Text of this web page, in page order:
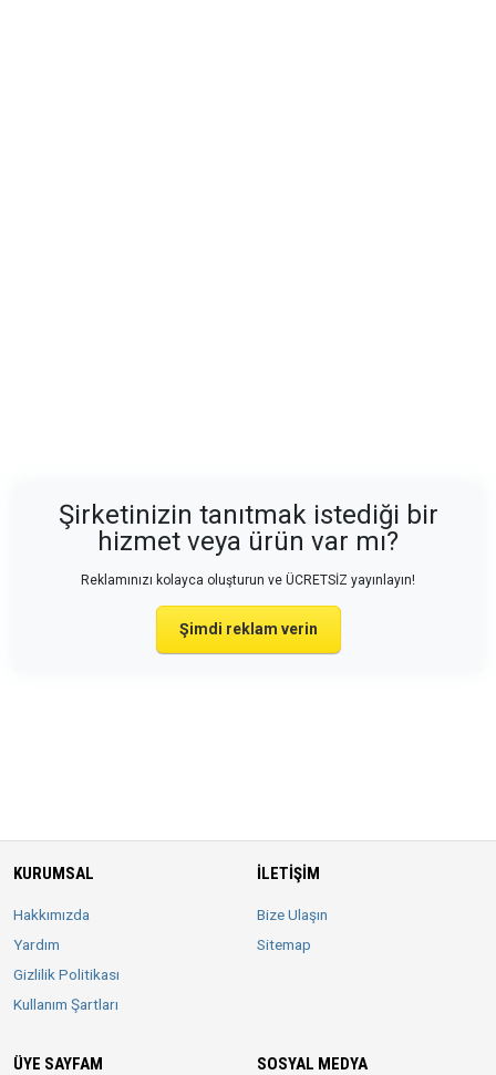
Şirketinizin tanıtmak istediği bir
hizmet veya ürün var mı?
Reklamınızı kolayca oluşturun ve ÜCRETSİZ yayınlayın!
Şimdi reklam verin
KURUMSAL
Hakkımızda
Yardım
Gizlilik Politikası
Kullanım Şartları
İLETIŞIM
Bize Ulaşın
Sitemap
ÜYE SAYFAM SOSYAL MEDYA